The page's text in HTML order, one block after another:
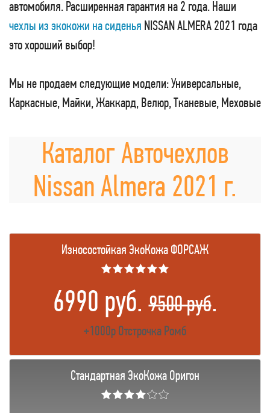
автомобиля. Расширенная гарантия на 2 года. Наши
чехлы из экокожи на сиденья NISSAN ALMERA 2021 года
это хороший выбор!
Мы не продаем следующие модели: Универсальные,
Каркасные, Майки, Жаккард, Велюр, Тканевые, Меховые
Каталог Авточехлов
Nissan Almera 2021 г.
Износостойкая ЭкоКожа ФОРСАЖ
★★★★★★
6990 руб.9500 руб.
+1000р Отстрочка Ромб
Стандартная ЭкоКожа Оригон
★★★★☆☆